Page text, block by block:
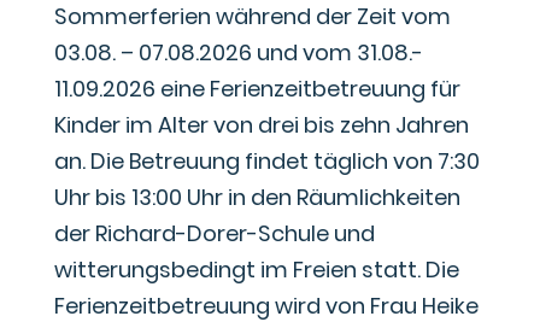
Sommerferien während der Zeit vom
03.08. – 07.08.2026 und vom 31.08.-
11.09.2026 eine Ferienzeitbetreuung für
Kinder im Alter von drei bis zehn Jahren
an. Die Betreuung findet täglich von 7:30
Uhr bis 13:00 Uhr in den Räumlichkeiten
der Richard-Dorer-Schule und
witterungsbedingt im Freien statt. Die
Ferienzeitbetreuung wird von Frau Heike